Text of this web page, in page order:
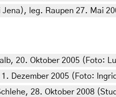
leg. Raupen 27. Mai
20. Oktober 2005 (Foto:
Dezember 2005 (Foto:
28. Oktober 2008